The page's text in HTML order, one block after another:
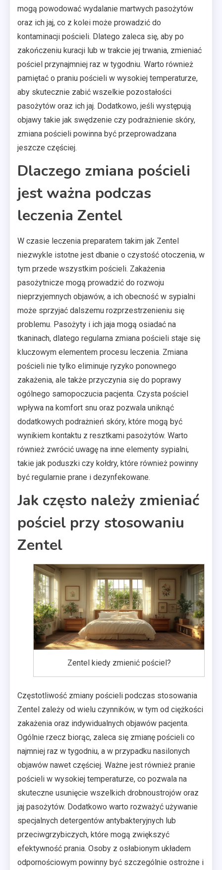
mogą powodować wydalanie martwych pasożytów
oraz ich jaj, co z kolei może prowadzić do
kontaminacji pościeli. Dlatego zaleca się, aby po
zakończeniu kuracji lub w trakcie jej trwania, zmieniać
pościel przynajmniej raz w tygodniu. Warto również
pamiętać o praniu pościeli w wysokiej temperaturze,
aby skutecznie zabić wszelkie pozostałości
pasożytów oraz ich jaj. Dodatkowo, jeśli występują
objawy takie jak swędzenie czy podrażnienie skóry,
zmiana pościeli powinna być przeprowadzana
jeszcze częściej.
Dlaczego zmiana pościeli
jest ważna podczas
leczenia Zentel
W czasie leczenia preparatem takim jak Zentel
niezwykle istotne jest dbanie o czystość otoczenia, w
tym przede wszystkim pościeli. Zakażenia
pasożytnicze mogą prowadzić do rozwoju
nieprzyjemnych objawów, a ich obecność w sypialni
może sprzyjać dalszemu rozprzestrzenieniu się
problemu. Pasożyty i ich jaja mogą osiadać na
tkaninach, dlatego regularna zmiana pościeli staje się
kluczowym elementem procesu leczenia. Zmiana
pościeli nie tylko eliminuje ryzyko ponownego
zakażenia, ale także przyczynia się do poprawy
ogólnego samopoczucia pacjenta. Czysta pościel
wpływa na komfort snu oraz pozwala uniknąć
dodatkowych podrażnień skóry, które mogą być
wynikiem kontaktu z resztkami pasożytów. Warto
również zwrócić uwagę na inne elementy sypialni,
takie jak poduszki czy kołdry, które również powinny
być regularnie prane i dezynfekowane.
Jak często należy zmieniać
pościel przy stosowaniu
Zentel
Zentel kiedy zmienić pościel?
Częstotliwość zmiany pościeli podczas stosowania
Zentel zależy od wielu czynników, w tym od ciężkości
zakażenia oraz indywidualnych objawów pacjenta.
Ogólnie rzecz biorąc, zaleca się zmianę pościeli co
najmniej raz w tygodniu, a w przypadku nasilonych
objawów nawet częściej. Ważne jest również pranie
pościeli w wysokiej temperaturze, co pozwala na
skuteczne usunięcie wszelkich drobnoustrojów oraz
jaj pasożytów. Dodatkowo warto rozważyć używanie
specjalnych detergentów antybakteryjnych lub
przeciwgrzybiczych, które mogą zwiększyć
efektywność prania. Osoby z osłabionym układem
odpornościowym powinny być szczególnie ostrożne i